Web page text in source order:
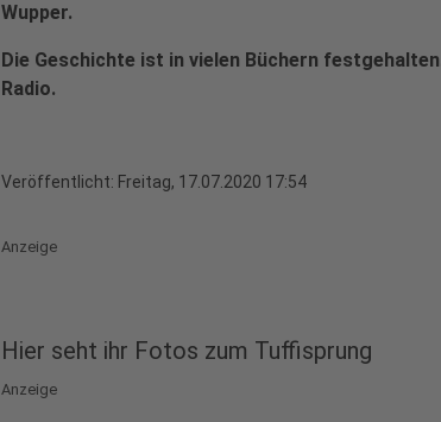
Wupper.
Die Geschichte ist in vielen Büchern
Radio.
Veröffentlicht: Freitag, 17.07.2020 17:54
Anzeige
Hier seht ihr Fotos zum Tuffisprung
Anzeige